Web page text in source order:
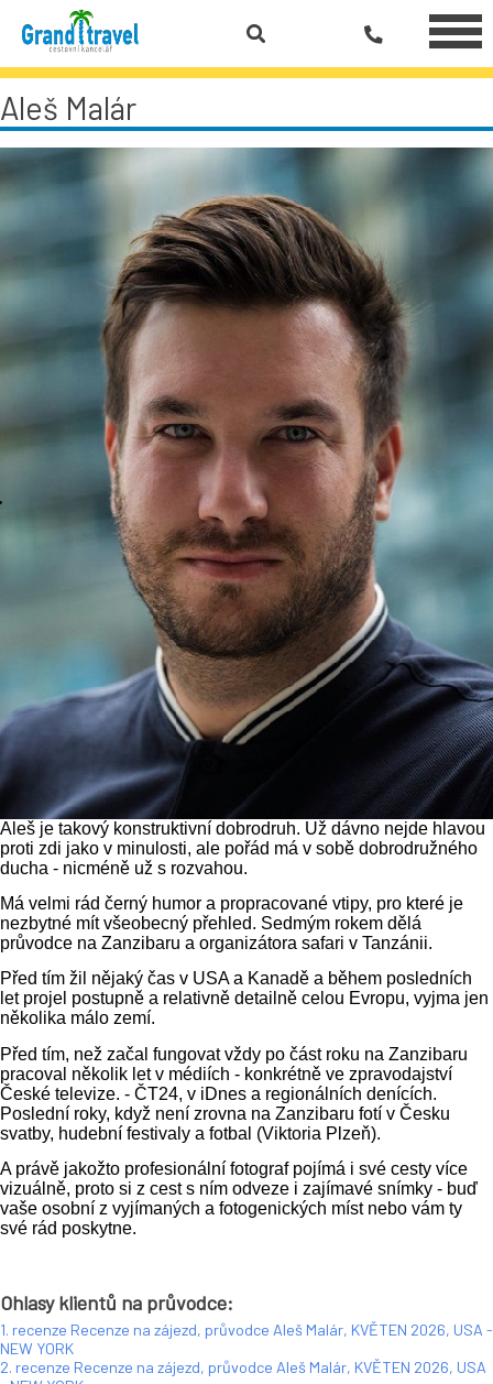
Aleš Malár
Aleš je takový konstruktivní dobrodruh. Už dávno nejde hlavou
proti zdi jako v minulosti, ale pořád má v sobě dobrodružného
ducha - nicméně už s rozvahou.
Má velmi rád černý humor a propracované vtipy, pro které je
nezbytné mít všeobecný přehled. Sedmým rokem dělá
průvodce na Zanzibaru a organizátora safari v Tanzánii.
Před tím žil nějaký čas v USA a Kanadě a během posledních
let projel postupně a relativně detailně celou Evropu, vyjma jen
několika málo zemí.
Před tím, než začal fungovat vždy po část roku na Zanzibaru
pracoval několik let v médiích - konkrétně ve zpravodajství
České televize. - ČT24, v iDnes a regionálních denících.
Poslední roky, když není zrovna na Zanzibaru fotí v Česku
svatby, hudební festivaly a fotbal (Viktoria Plzeň).
A právě jakožto profesionální fotograf pojímá i své cesty více
vizuálně, proto si z cest s ním odveze i zajímavé snímky - buď
vaše osobní z vyjímaných a fotogenických míst nebo vám ty
své rád poskytne.
Ohlasy klientů na průvodce:
1. recenze Recenze na zájezd, průvodce Aleš Malár, KVĚTEN 2026, USA -
NEW YORK
2. recenze Recenze na zájezd, průvodce Aleš Malár, KVĚTEN 2026, USA